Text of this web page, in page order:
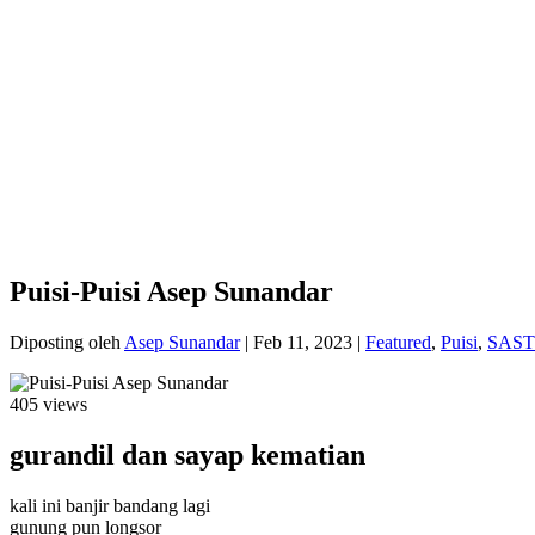
Puisi-Puisi Asep Sunandar
Diposting oleh Asep Sunandar| Feb 11, 2023 | Featured, Puisi,
405 views
gurandil dan sayap kematian
kali ini banjir bandang lagi
gunung pun longsor